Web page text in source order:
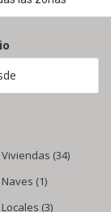
Viviendas (34)
Naves (1)
Locales (3)